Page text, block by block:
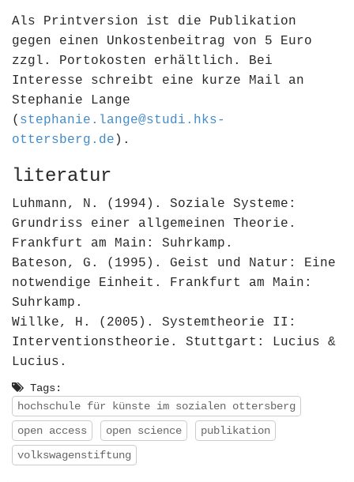
Als Printversion ist die Publikation
gegen einen Unkostenbeitrag von 5 Euro
zzgl. Portokosten erhältlich. Bei
Interesse schreibt eine kurze Mail an
Stephanie Lange
( stephanie.lange@studi.hks-
ottersberg.de ).
literatur
Luhmann, N. (1994). Soziale Systeme:
Grundriss einer allgemeinen Theorie.
Frankfurt am Main: Suhrkamp.
Bateson, G. (1995). Geist und Natur: Eine
notwendige Einheit. Frankfurt am Main:
Suhrkamp.
Willke, H. (2005). Systemtheorie II:
Interventionstheorie. Stuttgart: Lucius &
Lucius.
Tags:
hochschule für künste im sozialen ottersberg
open access
open science
publikation
volkswagenstiftung